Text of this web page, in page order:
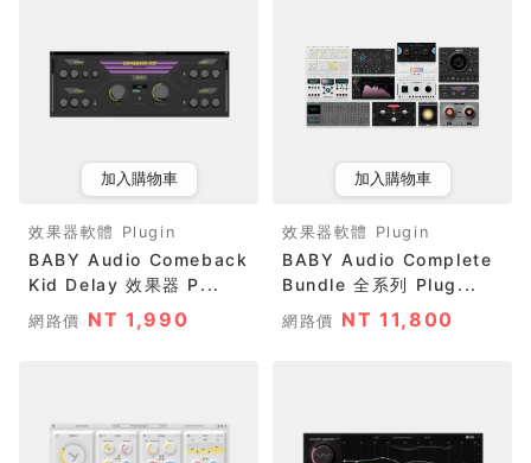
加入購物車
效果器軟體 Plugin
BABY Audio Comeback
Kid Delay 效果器 P...
網路價 NT 1,990
加入購物車
效果器軟體 Plugin
BABY Audio Complete
Bundle 全系列 Plug...
網路價 NT 11,800